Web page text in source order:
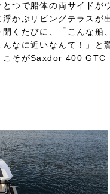
つで船体の両サイドが
かぶリビングテラスが
くたびに、「こんな船
なに近いなんて！」と
こそがSaxdor 400 GTC